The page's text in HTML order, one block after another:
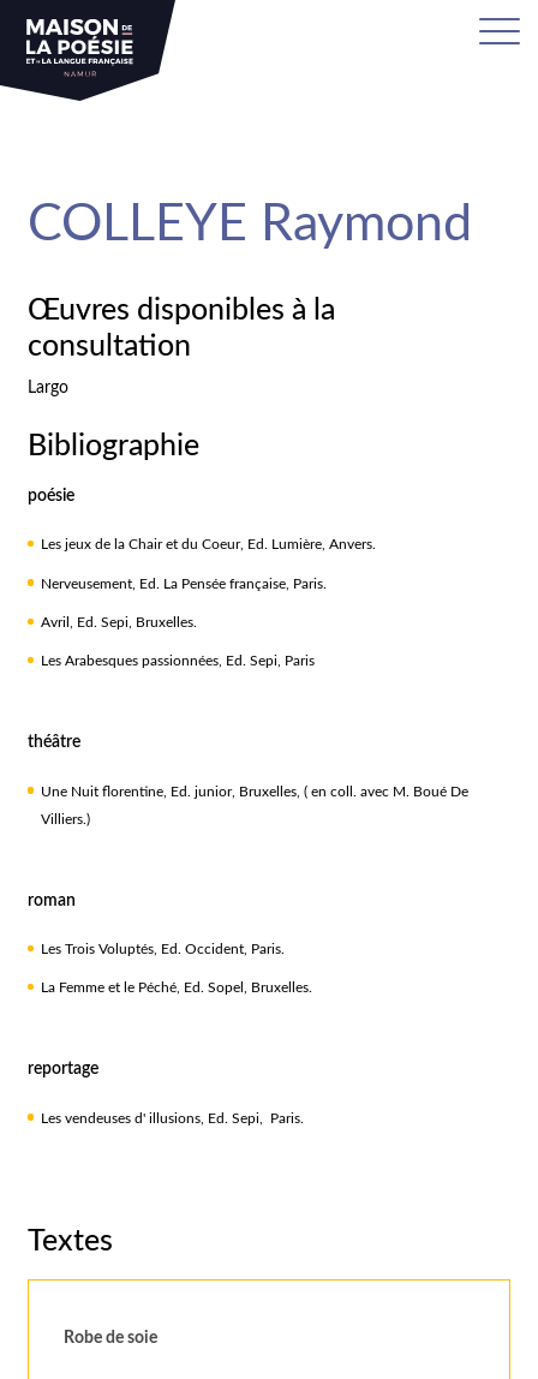
COLLEYE Raymond
Œuvres disponibles à la
consultation
Largo
Bibliographie
poésie
Les jeux de la Chair et du Coeur, Ed. Lumière, Anvers.
Nerveusement, Ed. La Pensée française, Paris.
Avril, Ed. Sepi, Bruxelles.
Les Arabesques passionnées, Ed. Sepi, Paris
théâtre
Une Nuit florentine, Ed. junior, Bruxelles, ( en coll. avec M. Boué De
Villiers.)
roman
Les Trois Voluptés, Ed. Occident, Paris.
La Femme et le Péché, Ed. Sopel, Bruxelles.
reportage
Les vendeuses d' illusions, Ed. Sepi, Paris.
Textes
Robe de soie